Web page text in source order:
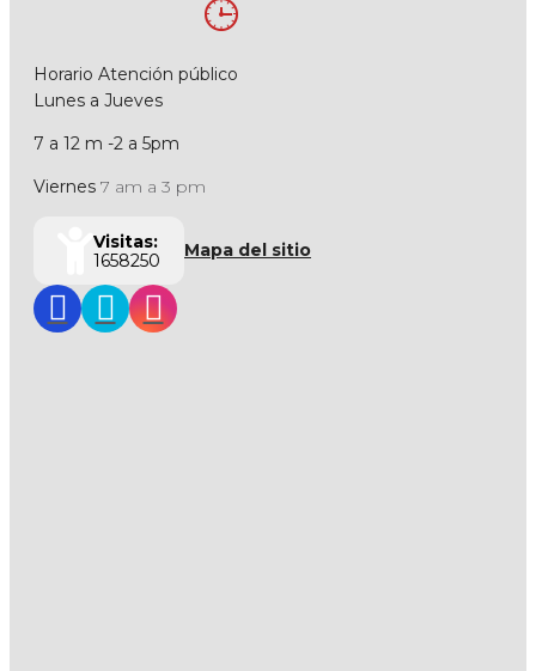
Horario Atención público
Lunes a Jueves
7 a 12 m -2 a 5pm
Viernes 7 am a 3 pm
Visitas:
1658250
Mapa del sitio